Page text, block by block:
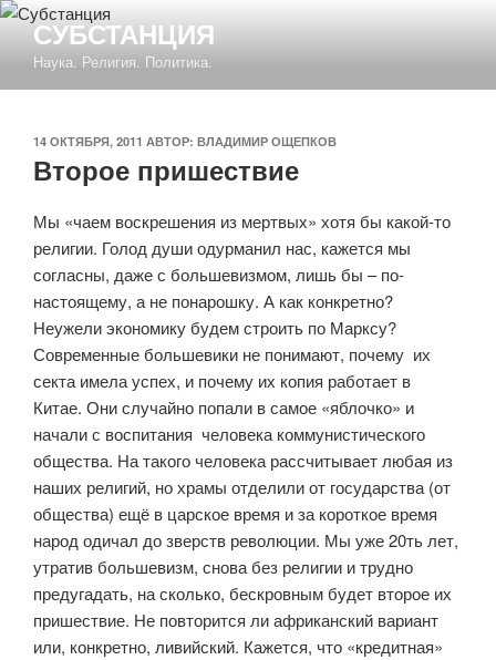
Перейти
содержимому
СУБСТАНЦИЯ
Наука. Религия. Политика.
ОПУБЛИКОВАНО
14 ОКТЯБРЯ, 2011 АВТОР: ВЛАДИМИР ОЩЕПКОВ
Второе пришествие
Мы «чаем воскрешения из мертвых» хотя бы какой-то
религии. Голод души одурманил нас, кажется мы
согласны, даже с большевизмом, лишь бы – по-
настоящему, а не понарошку. А как конкретно?
Неужели экономику будем строить по Марксу?
Современные большевики не понимают, почему их
секта имела успех, и почему их копия работает в
Китае. Они случайно попали в самое «яблочко» и
начали с воспитания человека коммунистического
общества. На такого человека рассчитывает любая из
наших религий, но храмы отделили от государства (от
общества) ещё в царское время и за короткое время
народ одичал до зверств революции. Мы уже 20ть лет,
утратив большевизм, снова без религии и трудно
предугадать, на сколько, бескровным будет второе их
пришествие. Не повторится ли африканский вариант
или, конкретно, ливийский. Кажется, что «кредитная»